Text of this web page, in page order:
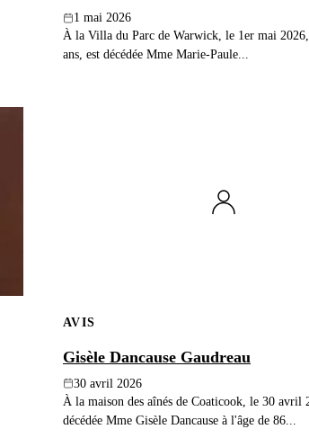
1 mai 2026
À la Villa du Parc de Warwick, le 1er mai 2026,
ans, est décédée Mme Marie-Paule...
AVIS
Gisèle Dancause Gaudreau
30 avril 2026
À la maison des aînés de Coaticook, le 30 avril
décédée Mme Gisèle Dancause à l'âge de 86...